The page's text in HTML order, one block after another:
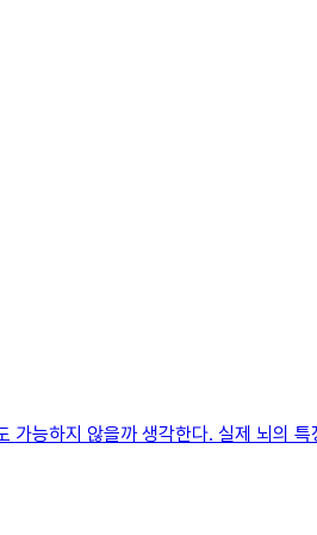
능하지 않을까 생각한다. 실제 뇌의